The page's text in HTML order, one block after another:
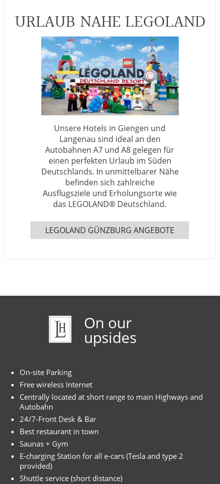
URLAUB NAHE LEGOLAND
Unsere Hotels in Giengen und
Langenau sind ideal an den
Autobahnen A7 und A8 gelegen für
einen perfekten Urlaub im Süden
Deutschlands. In unmittelbarer Nähe
befinden sich zahlreiche
Ausflugsziele und Erholungsorte wie
das LEGOLAND® Deutschland.
LEGOLAND GÜNZBURG ANGEBOTE
On our
upsides
On-site Parking
Free wireless Internet
Centrally located at short range to main Highways and
Autobahn
24/7-Front Desk & Bar
Best restaurant in town
Saunas + Gym
E-charging Station for all e-cars (Tesla and type 2
provided)
Shuttle service (short distance)